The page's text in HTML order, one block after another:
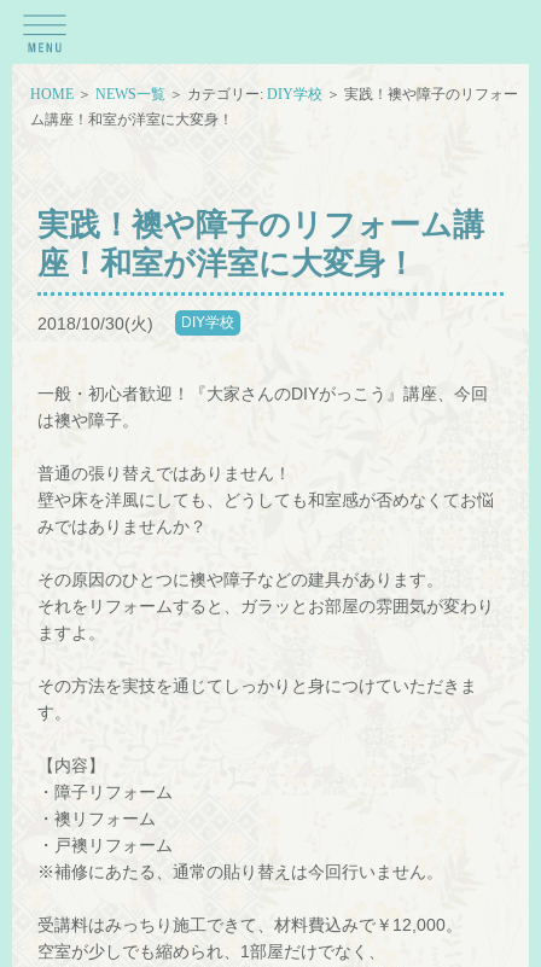
HOME ＞ NEWS一覧 ＞ カテゴリー: DIY学校 ＞ 実践！襖や障子のリフォー
ム講座！和室が洋室に大変身！
実践！襖や障子のリフォーム講
座！和室が洋室に大変身！
2018/10/30(火) DIY学校
一般・初心者歓迎！『大家さんのDIYがっこう』講座、今回
は襖や障子。
普通の張り替えではありません！
壁や床を洋風にしても、どうしても和室感が否めなくてお悩
みではありませんか？
その原因のひとつに襖や障子などの建具があります。
それをリフォームすると、ガラッとお部屋の雰囲気が変わり
ますよ。
その方法を実技を通じてしっかりと身につけていただきま
す。
【内容】
・障子リフォーム
・襖リフォーム
・戸襖リフォーム
※補修にあたる、通常の貼り替えは今回行いません。
受講料はみっちり施工できて、材料費込みで￥12,000。
空室が少しでも縮められ、1部屋だけでなく、